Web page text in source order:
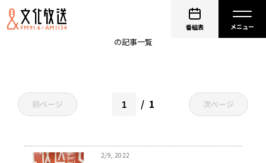
番組表
の記事一覧
前ページ 1 次ページ
2/9, 2022